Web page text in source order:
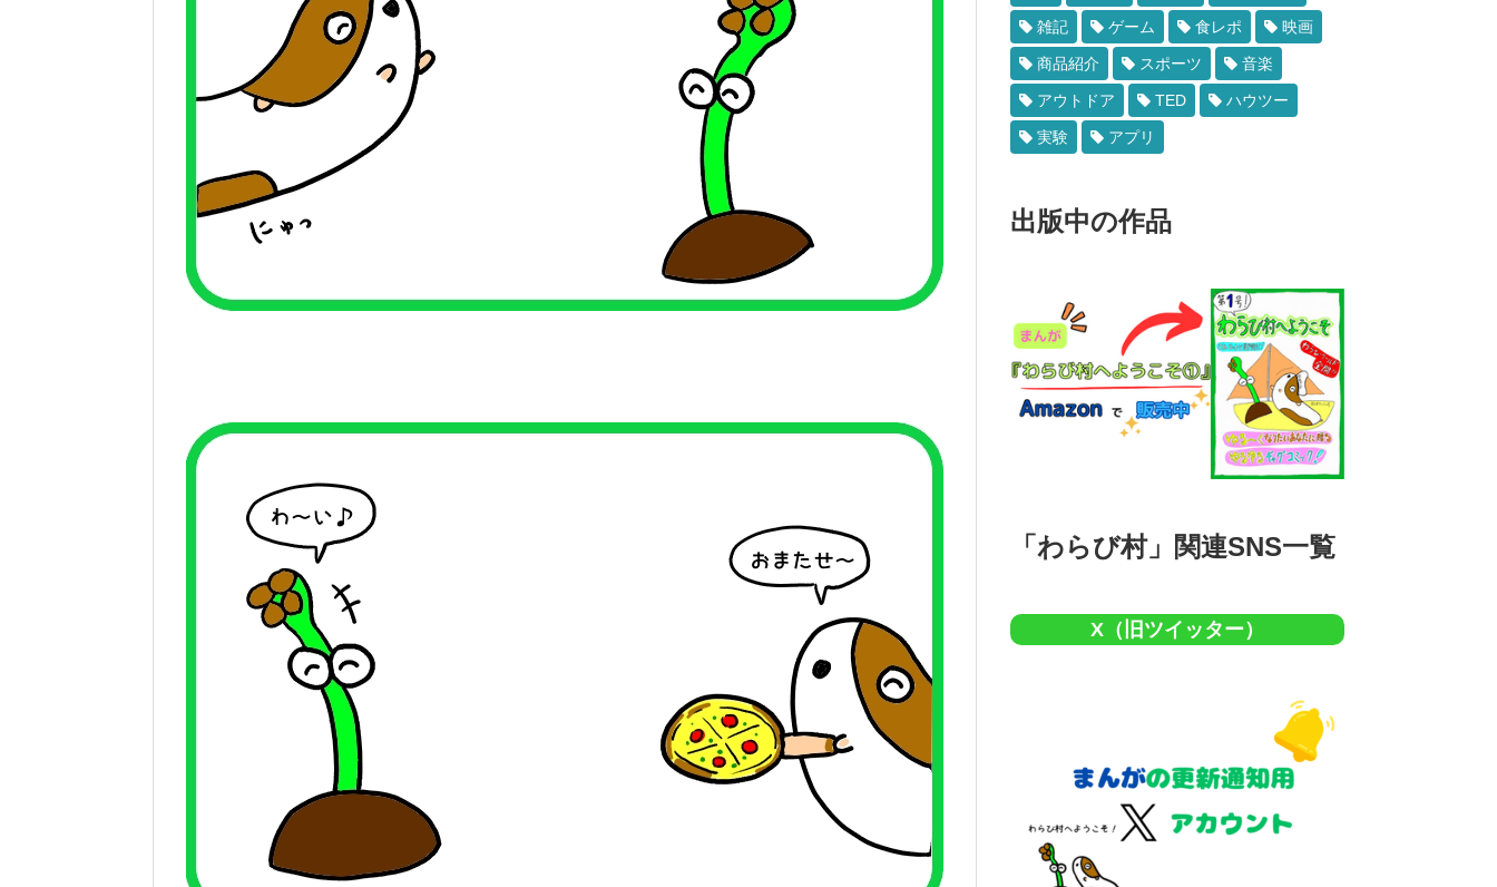
雑記 ゲーム 食レポ 映画
商品紹介 スポーツ 音楽
アウトドア TED ハウツー
実験 アプリ
出版中の作品
「わらび村」関連SNS一覧
X（旧ツイッター）